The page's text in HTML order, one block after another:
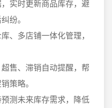
实时更新商品库存，避
纷。
、多店铺一体化管理，
售、滞销自动提醒，帮
策略。
测未来库存需求，降低